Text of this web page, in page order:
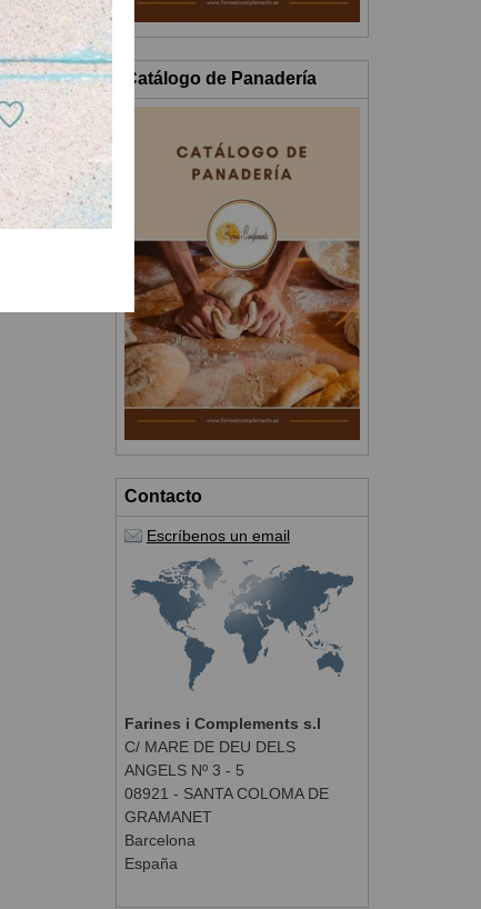
Catálogo de Panadería
Contacto
Escríbenos un email
Farines i Complements s.l
C/ MARE DE DEU DELS
ANGELS Nº 3 - 5
08921 - SANTA COLOMA DE
GRAMANET
Barcelona
España